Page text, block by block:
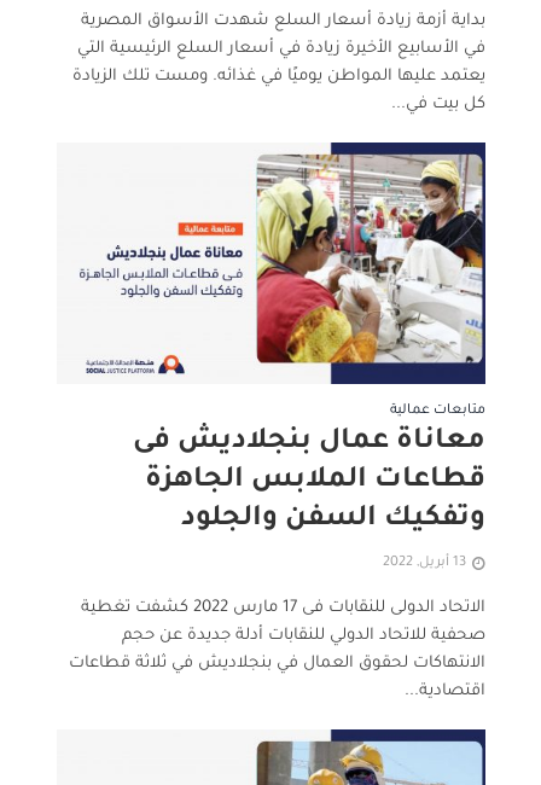
بداية أزمة زيادة أسعار السلع شهدت الأسواق المصرية
في الأسابيع الأخيرة زيادة في أسعار السلع الرئيسية التي
يعتمد عليها المواطن يوميًا في غذائه. ومست تلك الزيادة
كل بيت في...
متابعات عمالية
معاناة عمال بنجلاديش فى
قطاعات الملابس الجاهزة
وتفكيك السفن والجلود
13 أبريل, 2022
الاتحاد الدولى للنقابات فى 17 مارس 2022 كشفت تغطية
صحفية للاتحاد الدولي للنقابات أدلة جديدة عن حجم
الانتهاكات لحقوق العمال في بنجلاديش في ثلاثة قطاعات
اقتصادية...